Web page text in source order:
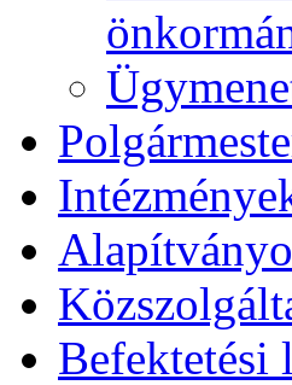
Befektetési